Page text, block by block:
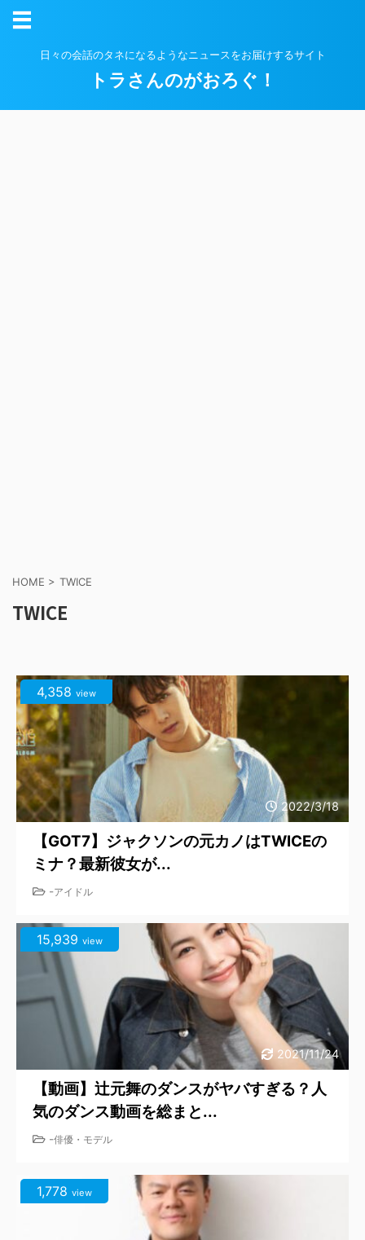
日々の会話のタネになるようなニュースをお届けするサイト
トラさんのがおろぐ！
HOME > TWICE
TWICE
2022/3/18
4,358 view
【GOT7】ジャクソンの元カノはTWICEの
ミナ？最新彼女が...
-アイドル
2021/11/24
15,939 view
【動画】辻元舞のダンスがヤバすぎる？人
気のダンス動画を総まと...
-俳優・モデル
1,778 view